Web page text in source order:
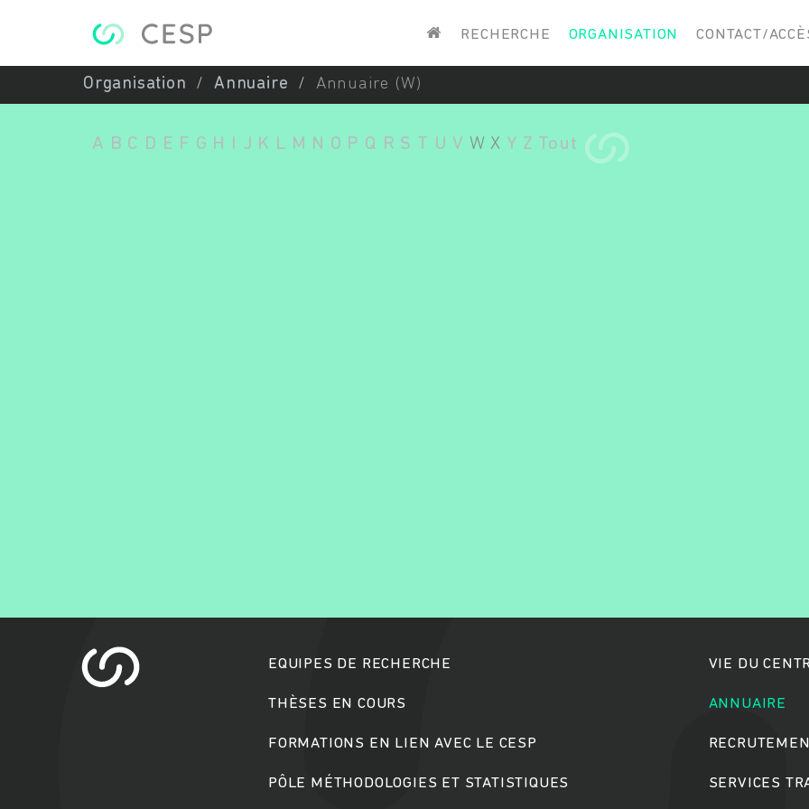
RECHERCHE ORGANISATION CONTACT/
Organisation Annuaire Annuaire (W)
A B C D E F G H J K L M N O P Q R S T U V W X Y Z Tout
EQUIPES DE RECHERCHE
THÈSES EN COURS
FORMATIONS EN LIEN AVEC LE CESP
PÔLE MÉTHODOLOGIES ET STATISTIQUES
VIE DU
ANNUAIRE
SERVICES